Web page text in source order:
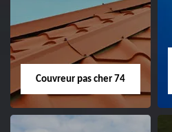
Couvreur pas cher 74